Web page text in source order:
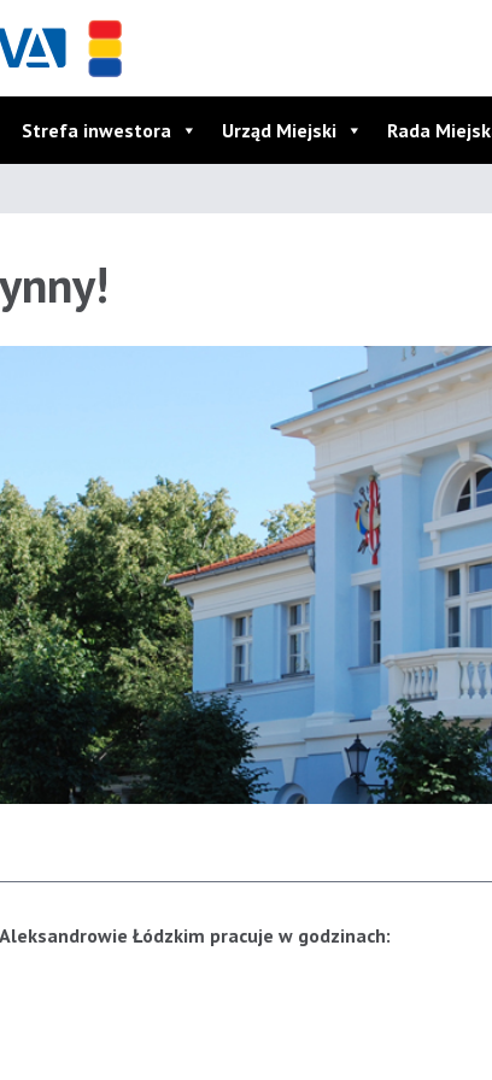
Strefa inwestora Urząd Miejski Rada
Łódzkim pracuje w godzinach: